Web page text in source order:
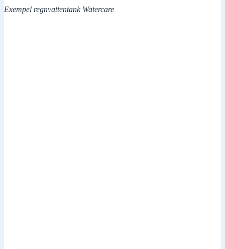
Exempel regnvattentank Watercare